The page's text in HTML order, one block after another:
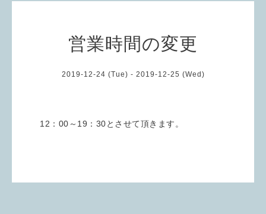
営業時間の変更
2019-12-24 (Tue) - 2019-12-25 (Wed)
12：00～19：30とさせて頂きます。